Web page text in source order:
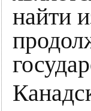
найти